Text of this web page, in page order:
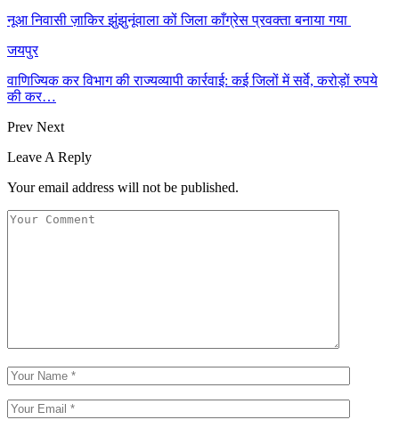
नूआ निवासी ज़ाकिर झुंझुनूंवाला कों जिला काँग्रेस प्रवक्ता बनाया गया
जयपुर
वाणिज्यिक कर विभाग की राज्यव्यापी कार्रवाई: कई जिलों में सर्वे, करोड़ों रुपये
की कर…
Prev Next
Leave A Reply
Your email address will not be published.